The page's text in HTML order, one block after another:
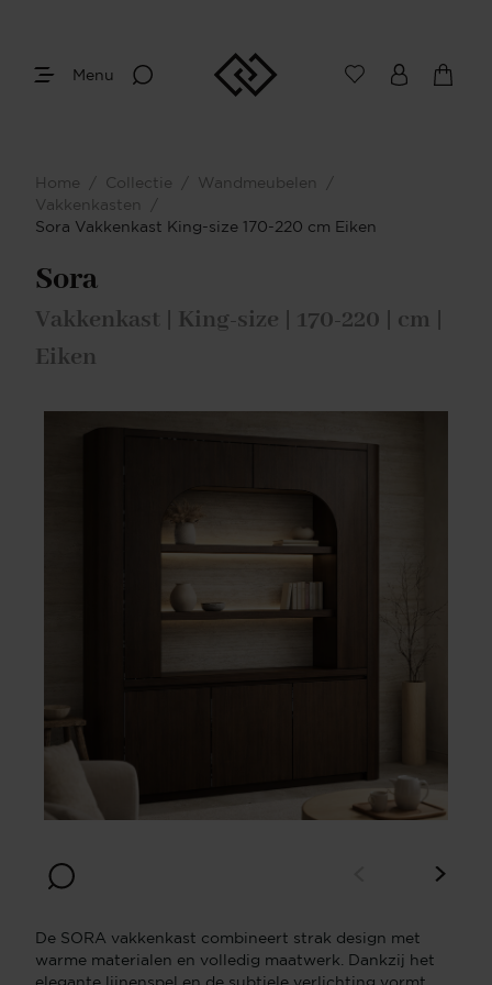
Menu
Home / Collectie / Wandmeubelen
/
Vakkenkasten
/
Sora Vakkenkast King-size 170-220 cm Eiken
Sora
Vakkenkast | King-size | 170-220 | cm |
Eiken
De SORA vakkenkast combineert strak design met
warme materialen en volledig maatwerk. Dankzij het
elegante lijnenspel en de subtiele verlichting vormt
Afmetingen
Je bent gestart met het samenstellen van
jouw eigen vakkenkast. Begin bij het
Hoogte